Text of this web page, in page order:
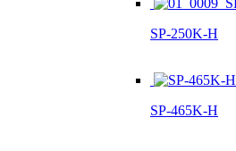
SP-250K-H
SP-465K-H